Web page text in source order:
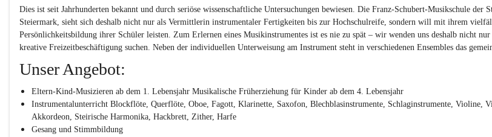
Dies ist seit Jahrhunderten bekannt und durch seriöse wissenschaftliche Untersuchungen bewiesen. Die Franz-Schubert-Musikschule
Steiermark, sieht sich deshalb nicht nur als Vermittlerin instrumentaler Fertigkeiten bis zur Hochschulreife, sondern will mit ihrem
Persönlichkeitsbildung ihrer Schüler leisten. Zum Erlernen eines Musikinstrumentes ist es nie zu spät – wir wenden uns deshalb nicht
kreative Freizeitbeschäftigung suchen. Neben der individuellen Unterweisung am Instrument steht in verschiedenen Ensembles das
Unser Angebot:
Eltern-Kind-Musizieren ab dem 1. Lebensjahr Musikalische Früherziehung für Kinder ab dem 4. Lebensjahr
Instrumentalunterricht Blockflöte, Querflöte, Oboe, Fagott, Klarinette, Saxofon, Blechblasinstrumente, Schlaginstrumente,
Akkordeon, Steirische Harmonika, Hackbrett, Zither, Harfe
Gesang und Stimmbildung